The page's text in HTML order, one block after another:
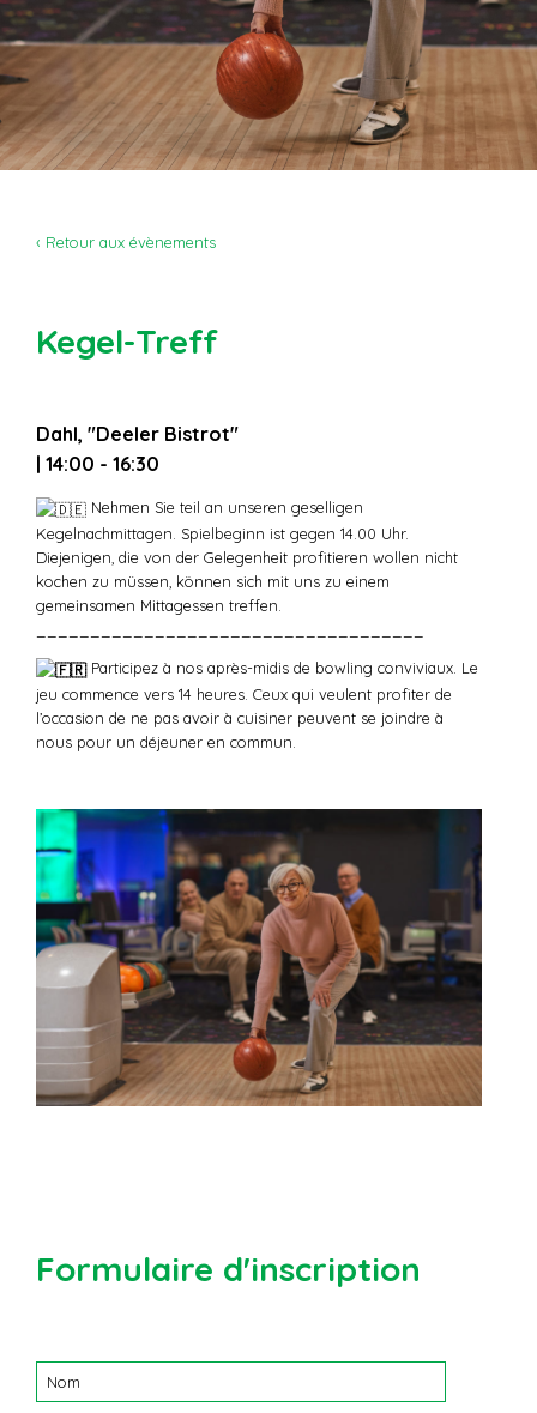
‹ Retour aux évènements
Kegel-Treff
Dahl, "Deeler Bistrot"
| 14:00 - 16:30
Nehmen Sie teil an unseren geselligen
Kegelnachmittagen. Spielbeginn ist gegen 14.00 Uhr.
Diejenigen, die von der Gelegenheit profitieren wollen nicht
kochen zu müssen, können sich mit uns zu einem
gemeinsamen Mittagessen treffen.
Participez à nos après-midis de bowling conviviaux. Le
jeu commence vers 14 heures. Ceux qui veulent profiter de
l’occasion de ne pas avoir à cuisiner peuvent se joindre à
nous pour un déjeuner en commun.
Formulaire d'inscription